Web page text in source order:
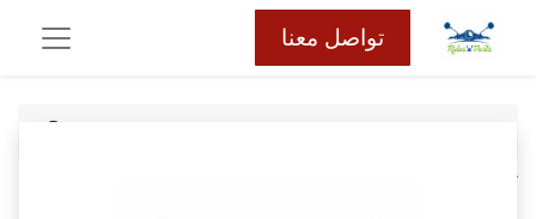
تواصل معنا
كافة المنتجات